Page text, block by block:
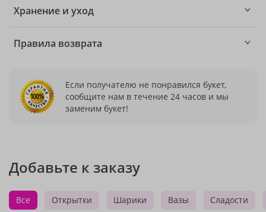
Хранение и уход
Правила возврата
Если получателю не понравился букет,
сообщите нам в течение 24 часов и мы
заменим букет!
Добавьте к заказу
Все Открытки Шарики Вазы Сладости